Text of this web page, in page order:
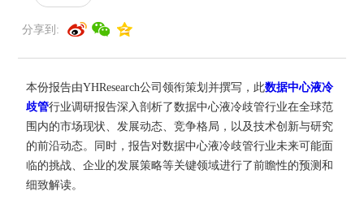
分享到:
本份报告由YHResearch公司领衔策划并撰写，此数据中心液冷
歧管行业调研报告深入剖析了数据中心液冷歧管行业在全球范
围内的市场现状、发展动态、竞争格局，以及技术创新与研究
的前沿动态。同时，报告对数据中心液冷歧管行业未来可能面
临的挑战、企业的发展策略等关键领域进行了前瞻性的预测和
细致解读。